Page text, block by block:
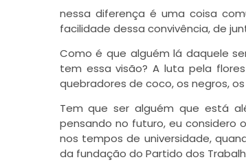
nessa diferença é uma coisa
facilidade dessa convivência, de
Como é que alguém lá daquele
tem essa visão? A luta pela
quebradores de coco, os negros,
Tem que ser alguém que está
pensando no futuro, eu considero
nos tempos de universidade,
da fundação do Partido dos